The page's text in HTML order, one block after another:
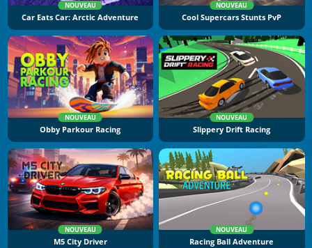
NOUVEAU
Car Eats Car: Arctic Adventure
NOUVEAU
Cool Supercars Stunts PvP
NOUVEAU
Obby Parkour Racing
NOUVEAU
Slippery Drift Racing
NOUVEAU
M5 City Driver
NOUVEAU
Racing Ball Adventure